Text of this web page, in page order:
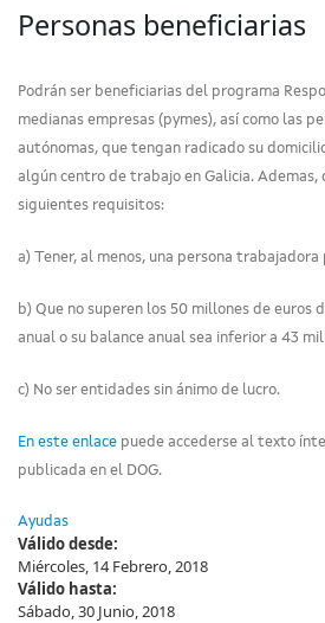
Personas beneficiarias
Podrán ser beneficiarias del programa
medianas empresas (pymes), así como las
autónomas, que tengan radicado su
algún centro de trabajo en Galicia. Ademas,
siguientes requisitos:
a) Tener, al menos, una persona trabajadora
b) Que no superen los 50 millones de euros
anual o su balance anual sea inferior a 43
c) No ser entidades sin ánimo de lucro.
En este enlace puede accederse al texto
publicada en el DOG.
Ayudas
Válido desde:
Miércoles, 14 Febrero, 2018
Válido hasta:
Sábado, 30 Junio, 2018